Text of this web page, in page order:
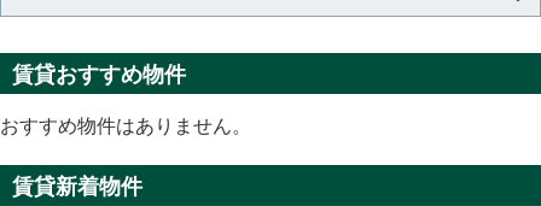
賃貸おすすめ物件
おすすめ物件はありません。
賃貸新着物件